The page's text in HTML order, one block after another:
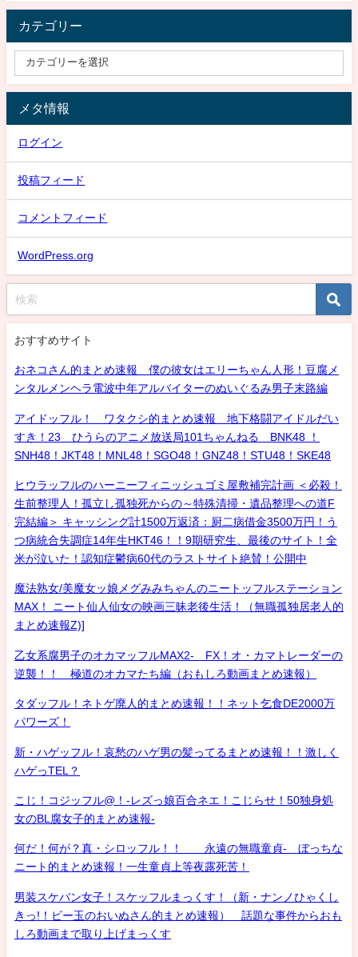
カテゴリー
メタ情報
ログイン
投稿フィード
コメントフィード
WordPress.org
おすすめサイト
おネコさん的まとめ速報 僕の彼女はエリーちゃん人形！豆腐メ
ンタルメンヘラ電波中年アルバイターのぬいぐるみ男子末路編
アイドッフル！ ワタクシ的まとめ速報 地下格闘アイドルだい
すき！23 ひうらのアニメ放送局101ちゃんねる BNK48 ！
SNH48！JKT48！MNL48！SGO48！GNZ48！STU48！SKE48
ヒウラッフルのハーニーフィニッシュゴミ屋敷補完計画 ＜必殺！
生前整理人！孤立し孤独死からの～特殊清掃・遺品整理への道F
完結編＞ キャッシング計1500万返済：厨二病借金3500万円！う
つ病統合失調症14年生HKT46！！9期研究生、最後のサイト！全
米が泣いた！認知症鬱病60代のラストサイト絶賛！公開中
魔法熟女/美魔女ッ娘メグみみちゃんのニートッフルステーション
MAX！ ニート仙人仙女の映画三昧老後生活！（無職孤独居老人的
まとめ速報Z)]
乙女系腐男子のオカマッフルMAX2- FX！オ・カマトレーダーの
逆襲！！ 極道のオカマたち編（おもしろ動画まとめ速報）
タダッフル！ネトゲ廃人的まとめ速報！！ネット乞食DE2000万
パワーズ！
新・ハゲッフル！哀愁のハゲ男の髪ってるまとめ速報！！激しく
ハゲっTEL？
こじ！コジッフル@！-レズっ娘百合ネエ！こじらせ！50独身処
女のBL腐女子的まとめ速報-
何だ！何が？真・シロッフル！！ 永遠の無職童貞- ぼっちな
ニート的まとめ速報！一生童貞上等夜露死苦！
男装スケバン女子！スケッフルまっくす！（新・ナンノひゃくし
きっ!！ビー玉のおいぬさん的まとめ速報） 話題な事件からおも
しろ動画まで取り上げまっくす